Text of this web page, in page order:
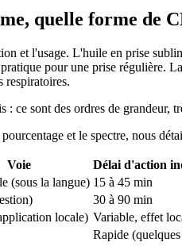
quelle forme de
et l'usage. L'huile en prise
pour une prise régulière.
respiratoires.
: ce sont des ordres de grandeur,
et le spectre, nous
Voie Délai d'action
(sous la langue) 15 à 45 min
30 à 90 min
locale) Variable, effet
Rapide